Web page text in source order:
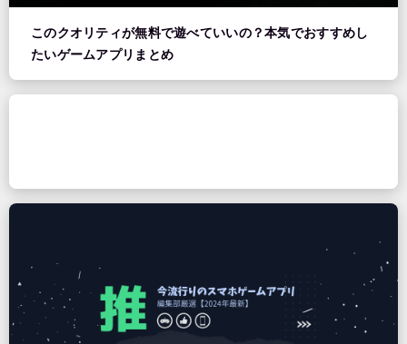
このクオリティが無料で遊べていいの？本気でおすすめし
たいゲームアプリまとめ